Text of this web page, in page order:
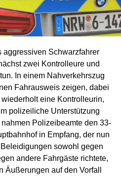
aggressiven Schwarzfahrer
zwei Kontrolleure und
In einem Nahverkehrszug
Fahrausweis zeigen, dabei
eine Kontrolleurin,
polizeiliche Unterstützung
Polizeibeamte den 33-
in Empfang, der nun
sowohl gegen
andere Fahrgäste richtete,
auf den Vorfall